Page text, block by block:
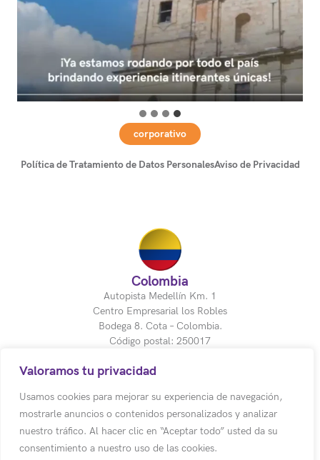
Valoramos tu privacidad
Usamos cookies para mejorar su experiencia de navegación,
mostrarle anuncios o contenidos personalizados y analizar
nuestro tráfico. Al hacer clic en “Aceptar todo” usted da su
consentimiento a nuestro uso de las cookies.
corporativo
Política de Tratamiento de Datos PersonalesAviso de Privacidad
Colombia
Autopista Medellín Km. 1
Centro Empresarial los Robles
Bodega 8. Cota – Colombia.
Código postal: 250017
(+57) (601) 617 5070 Ext 1011
(+57) 318 500 3803
info@emotion-a.com